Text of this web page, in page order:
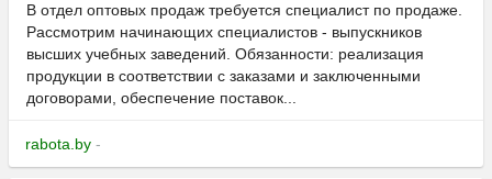
В отдел оптовых продаж требуется специалист по продаже.
Рассмотрим начинающих специалистов - выпускников
высших учебных заведений. Обязанности: реализация
продукции в соответствии с заказами и заключенными
договорами, обеспечение поставок...
rabota.by -